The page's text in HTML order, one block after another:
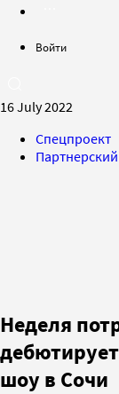
Войти
16 July 2022
Спецпроект
Неделя
шоу в Сочи